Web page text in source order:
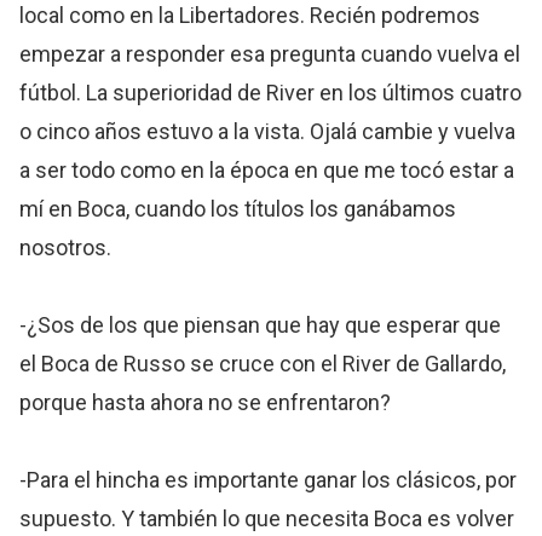
local como en la Libertadores. Recién podremos
empezar a responder esa pregunta cuando vuelva el
fútbol. La superioridad de River en los últimos cuatro
o cinco años estuvo a la vista. Ojalá cambie y vuelva
a ser todo como en la época en que me tocó estar a
mí en Boca, cuando los títulos los ganábamos
nosotros.
-¿Sos de los que piensan que hay que esperar que
el Boca de Russo se cruce con el River de Gallardo,
porque hasta ahora no se enfrentaron?
-Para el hincha es importante ganar los clásicos, por
supuesto. Y también lo que necesita Boca es volver